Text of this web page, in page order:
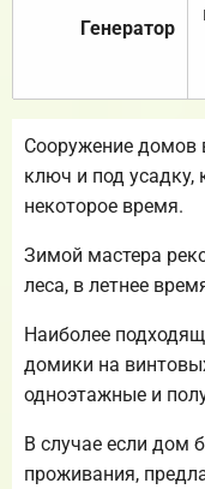
Генератор
Сооружение домов
ключ и под усадку,
некоторое время.
Зимой мастера
леса, в летнее
Наиболее
домики на
одноэтажные и
В случае если дом
проживания,